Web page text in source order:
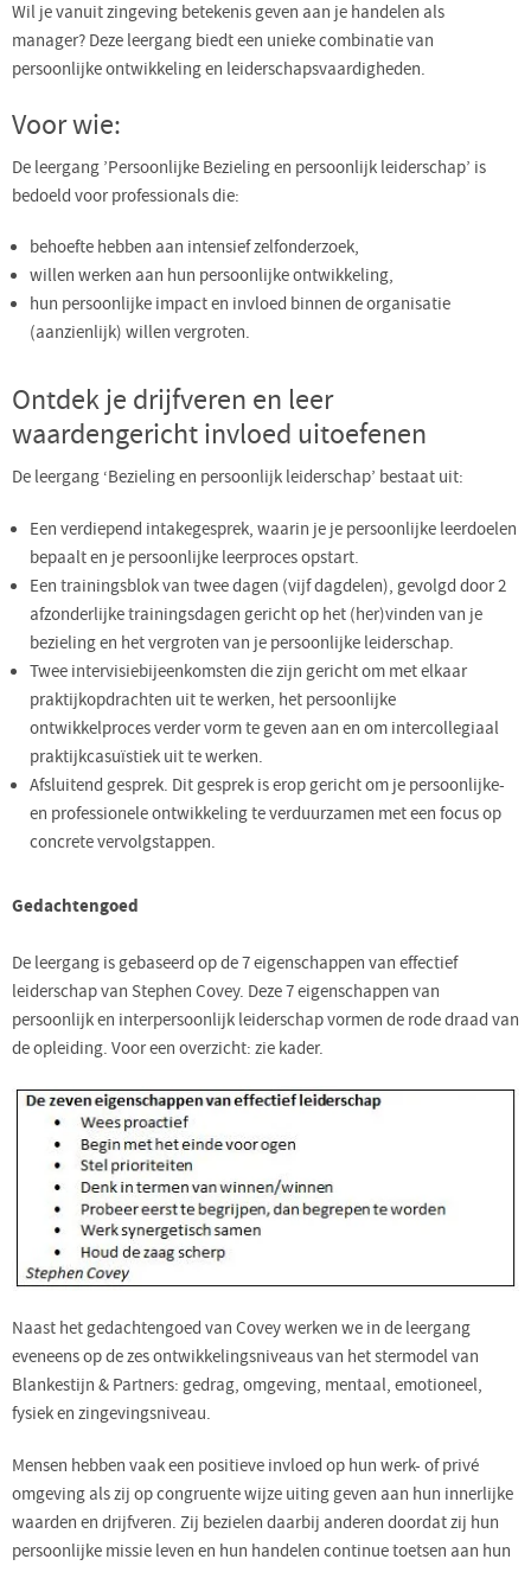
Wil je vanuit zingeving betekenis geven aan je handelen als
manager? Deze leergang biedt een unieke combinatie van
persoonlijke ontwikkeling en leiderschapsvaardigheden.
Voor wie:
De leergang ’Persoonlijke Bezieling en persoonlijk leiderschap’ is
bedoeld voor professionals die:
behoefte hebben aan intensief zelfonderzoek,
willen werken aan hun persoonlijke ontwikkeling,
hun persoonlijke impact en invloed binnen de organisatie
(aanzienlijk) willen vergroten.
Ontdek je drijfveren en leer
waardengericht invloed uitoefenen
De leergang ‘Bezieling en persoonlijk leiderschap’ bestaat uit:
Een verdiepend intakegesprek, waarin je je persoonlijke leerdoelen
bepaalt en je persoonlijke leerproces opstart.
Een trainingsblok van twee dagen (vijf dagdelen), gevolgd door 2
afzonderlijke trainingsdagen gericht op het (her)vinden van je
bezieling en het vergroten van je persoonlijke leiderschap.
Twee intervisiebijeenkomsten die zijn gericht om met elkaar
praktijkopdrachten uit te werken, het persoonlijke
ontwikkelproces verder vorm te geven aan en om intercollegiaal
praktijkcasuïstiek uit te werken.
Afsluitend gesprek. Dit gesprek is erop gericht om je persoonlijke-
en professionele ontwikkeling te verduurzamen met een focus op
concrete vervolgstappen.
Gedachtengoed
De leergang is gebaseerd op de 7 eigenschappen van effectief
leiderschap van Stephen Covey. Deze 7 eigenschappen van
persoonlijk en interpersoonlijk leiderschap vormen de rode draad van
de opleiding. Voor een overzicht: zie kader.
Naast het gedachtengoed van Covey werken we in de leergang
eveneens op de zes ontwikkelingsniveaus van het stermodel van
Blankestijn & Partners: gedrag, omgeving, mentaal, emotioneel,
fysiek en zingevingsniveau.
Mensen hebben vaak een positieve invloed op hun werk- of privé
omgeving als zij op congruente wijze uiting geven aan hun innerlijke
waarden en drijfveren. Zij bezielen daarbij anderen doordat zij hun
persoonlijke missie leven en hun handelen continue toetsen aan hun